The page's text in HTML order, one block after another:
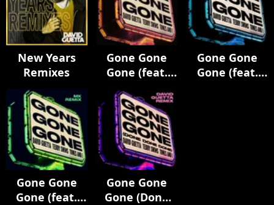
New Years
Remixes
Gone Gone
Gone (feat.
Teddy Swims)
[Nicky Romero
Remix]
Gone Gone
Gone (feat.
Gone Gone
Gone (feat.
Gone Gone
Gone (Done